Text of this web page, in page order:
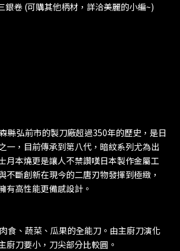
銀卷 (可購其他柄材，詳洽美麗的小編~)
縣弘前市的製刀廠超過350年的歷史，是日
一，目前傳承到第八代，暗紋系列尤為出
月本燒更是讓人不禁讚嘆日本製作金屬工
不斷創新在現今的二唐刃物發揮到極緻，
有高性能更備感設計。
食、蔬菜、瓜果的全能刀。由主廚刀演化
廚刀要小，刀尖部分比較圓。